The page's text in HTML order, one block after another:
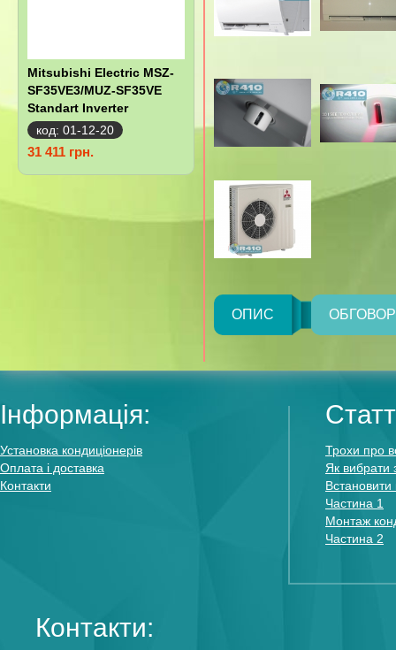
Mitsubishi Electric MSZ-
SF35VE3/MUZ-SF35VE
Standart Inverter
код: 01-12-20
31 411 грн.
ОПИС
Інформація:
Установка кондиціонерів
Оплата і доставка
Контакти
Трохи про
Як вибрати
Встановити
Частина 1
Монтаж
Частина 2
Контакти: